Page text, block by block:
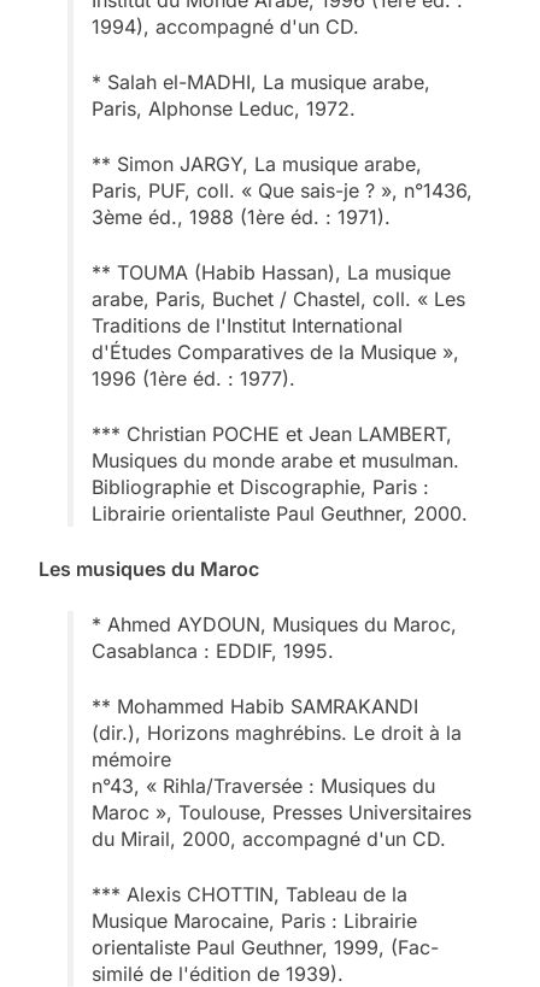
1994), accompagné d'un CD.
* Salah el-MADHI, La musique arabe,
Paris, Alphonse Leduc, 1972.
** Simon JARGY, La musique arabe,
Paris, PUF, coll. « Que sais-je ? », n°1436,
3ème éd., 1988 (1ère éd. : 1971).
** TOUMA (Habib Hassan), La musique
arabe, Paris, Buchet / Chastel, coll. « Les
Traditions de l'Institut International
d'Études Comparatives de la Musique »,
1996 (1ère éd. : 1977).
*** Christian POCHE et Jean LAMBERT,
Musiques du monde arabe et musulman.
Bibliographie et Discographie, Paris :
Librairie orientaliste Paul Geuthner, 2000.
Les musiques du Maroc
* Ahmed AYDOUN, Musiques du Maroc,
Casablanca : EDDIF, 1995.
** Mohammed Habib SAMRAKANDI
(dir.), Horizons maghrébins. Le droit à la
mémoire
n°43, « Rihla/Traversée : Musiques du
Maroc », Toulouse, Presses Universitaires
du Mirail, 2000, accompagné d'un CD.
*** Alexis CHOTTIN, Tableau de la
Musique Marocaine, Paris : Librairie
orientaliste Paul Geuthner, 1999, (Fac-
similé de l'édition de 1939).